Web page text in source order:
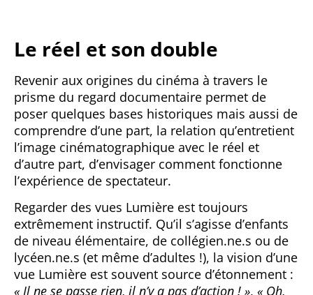
Le réel et son double
Revenir aux origines du cinéma à travers le
prisme du regard documentaire permet de
poser quelques bases historiques mais aussi de
comprendre d’une part, la relation qu’entretient
l’image cinématographique avec le réel et
d’autre part, d’envisager comment fonctionne
l’expérience de spectateur.
Regarder des vues Lumière est toujours
extrêmement instructif. Qu’il s’agisse d’enfants
de niveau élémentaire, de collégien.ne.s ou de
lycéen.ne.s (et même d’adultes !), la vision d’une
vue Lumière est souvent source d’étonnement :
« Il ne se passe rien, il n’y a pas d’action ! », « Oh,